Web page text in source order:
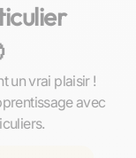
un vrai plaisir !
avec